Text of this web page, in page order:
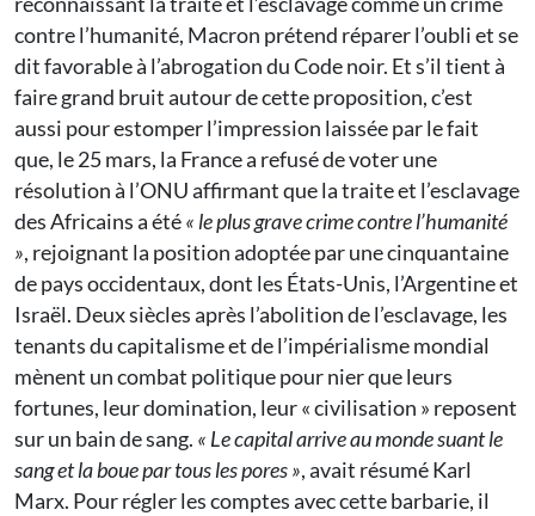
contre l’humanité, Macron prétend réparer l’oubli et se
dit favorable à l’abrogation du Code noir. Et s’il tient à
faire grand bruit autour de cette proposition, c’est
aussi pour estomper l’impression laissée par le fait
que, le 25 mars, la France a refusé de voter une
résolution à l’ONU affirmant que la traite et l’esclavage
des Africains a été« le plus grave crime contre l’humanité
», rejoignant la position adoptée par une cinquantaine
de pays occidentaux, dont les États-Unis, l’Argentine et
Israël. Deux siècles après l’abolition de l’esclavage, les
tenants du capitalisme et de l’impérialisme mondial
mènent un combat politique pour nier que leurs
fortunes, leur domination, leur « civilisation » reposent
sur un bain de sang. « Le capital arrive au monde suant le
sang et la boue par tous les pores », avait résumé Karl
Marx. Pour régler les comptes avec cette barbarie, il